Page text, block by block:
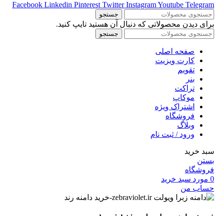
Facebook Linkedin Pinterest Twitter InstagramYoutube Telegram
جستجو
برای دیدن محصولاتی که دنبال آن هستید تایپ کنید.
جستجو
صفحه اصلی
کارت ویزیت
تقویم
بنر
تراکت
موکاپ
اشتراک ویژه
فروشگاه
وبلاگ
ورود / ثبت نام
سبد خرید
بستن
فروشگاه
0 مورد سبد خرید
حساب من